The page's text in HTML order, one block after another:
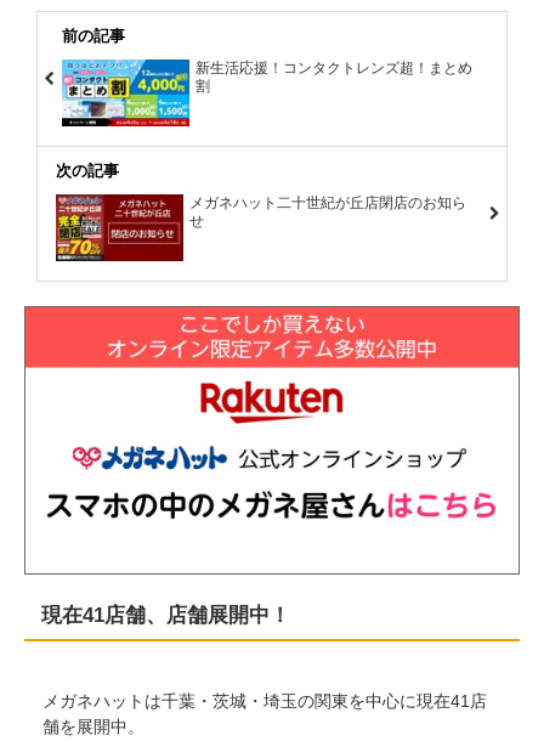
前の記事
新生活応援！コンタクトレンズ超！まとめ
割
次の記事
メガネハット二十世紀が丘店閉店のお知ら
せ
現在41店舗、店舗展開中！
メガネハットは千葉・茨城・埼玉の関東を中心に現在41店
舗を展開中。